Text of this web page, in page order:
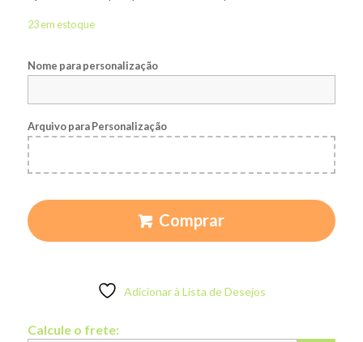
23 em estoque
Nome para personalização
Arquivo para Personalização
Comprar
Adicionar à Lista de Desejos
Calcule o frete: